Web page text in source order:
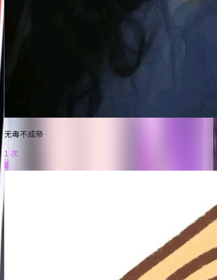
无毒不成帝
1 次
8